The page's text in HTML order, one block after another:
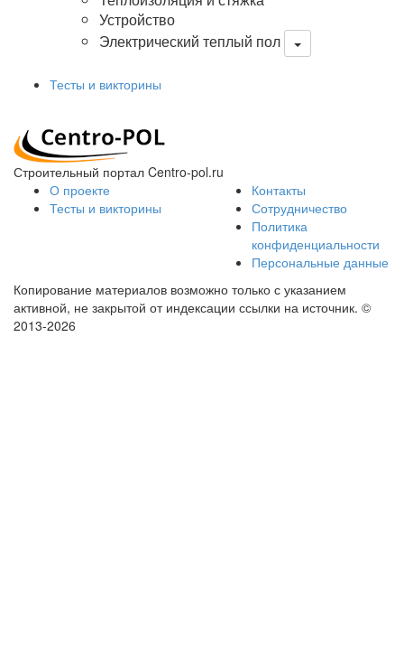
Устройство
Электрический теплый пол
Тесты и викторины
Строительный портал Centro-pol.ru
О проекте
Тесты и викторины
Контакты
Сотрудничество
Политика
конфиденциальности
Персональные данные
Копирование материалов возможно только с указанием
активной, не закрытой от индексации ссылки на источник. ©
2013-2026